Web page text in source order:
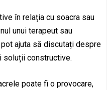
în relația cu soacra sau
unui terapeut sau
ajuta să discutați despre
constructive.
poate fi o provocare,